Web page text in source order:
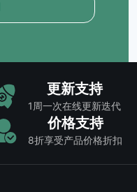
更新支持
1周一次在线更新迭代
价格支持
8折享受产品价格折扣